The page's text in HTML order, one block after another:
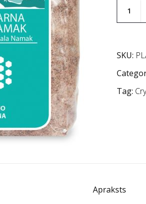
SKU:
Tag:
Apraksts